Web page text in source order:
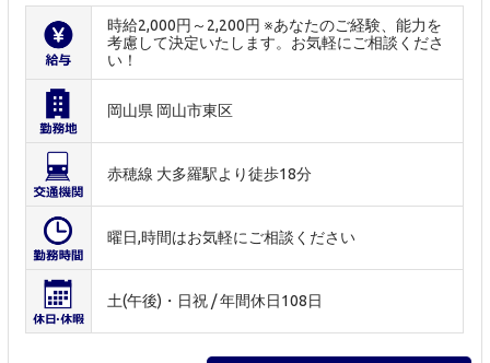
時給2,000円～2,200円 ※あなたのご経験、能力を
考慮して決定いたします。お気軽にご相談くださ
い！
岡山県 岡山市東区
赤穂線 大多羅駅より徒歩18分
曜日,時間はお気軽にご相談ください
土(午後)・日祝 / 年間休日108日